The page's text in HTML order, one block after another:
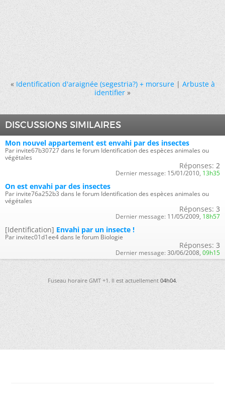
« Identification d'araignée (segestria?) + morsure|Arbuste à
identifier »
DISCUSSIONS SIMILAIRES
Mon nouvel appartement est envahi par des insectes
Par invite67b30727 dans le forum Identification des espèces animales ou
végétales
Réponses: 2
Dernier message: 15/01/2010, 13h35
On est envahi par des insectes
Par invite76a252b3 dans le forum Identification des espèces animales ou
végétales
Réponses: 3
Dernier message: 11/05/2009, 18h57
[Identification] Envahi par un insecte !
Par invitec01d1ee4 dans le forum Biologie
Réponses: 3
Dernier message: 30/06/2008, 09h15
Fuseau horaire GMT +1. Il est actuellement04h04.